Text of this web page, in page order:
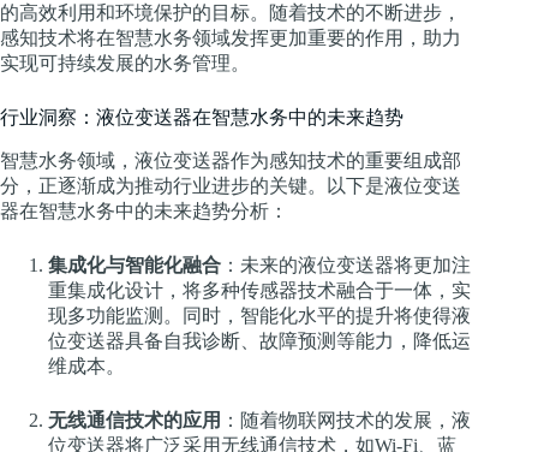
的高效利用和环境保护的目标。随着技术的不断进步，
感知技术将在智慧水务领域发挥更加重要的作用，助力
实现可持续发展的水务管理。
行业洞察：液位变送器在智慧水务中的未来趋势
智慧水务领域，液位变送器作为感知技术的重要组成部
分，正逐渐成为推动行业进步的关键。以下是液位变送
器在智慧水务中的未来趋势分析：
集成化与智能化融合 ：未来的液位变送器将更加注
重集成化设计，将多种传感器技术融合于一体，实
现多功能监测。同时，智能化水平的提升将使得液
位变送器具备自我诊断、故障预测等能力，降低运
维成本。
无线通信技术的应用 ：随着物联网技术的发展，液
位变送器将广泛采用无线通信技术，如Wi-Fi、蓝